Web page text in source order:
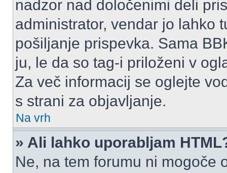
nadzor nad določenimi deli
administrator, vendar jo lahko
pošiljanje prispevka. Sama
ju, le da so tag-i priloženi v
Za več informacij se oglejte
s strani za objavljanje.
Na vrh
» Ali lahko uporabljam
Ne, na tem forumu ni mogoče